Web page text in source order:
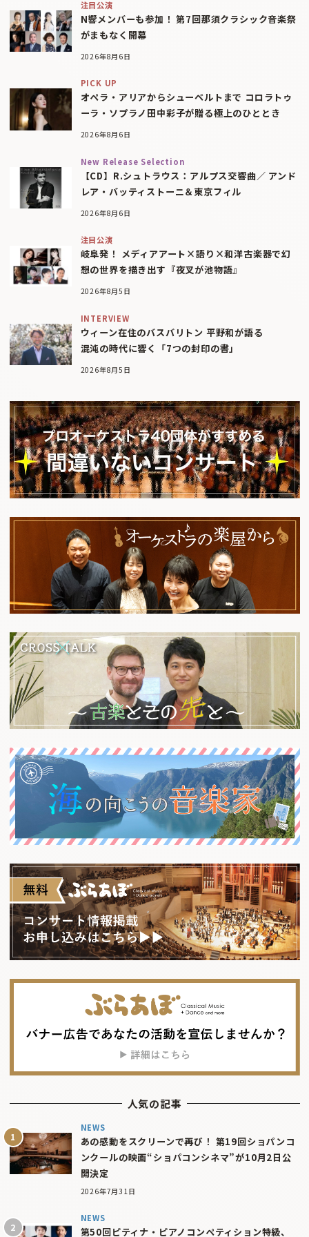
注目公演
N響メンバーも参加！ 第7回那須クラシック音楽祭
がまもなく開幕
2026年8月6日
PICK UP
オペラ・アリアからシューベルトまで コロラトゥ
ーラ・ソプラノ田中彩子が贈る極上のひととき
2026年8月6日
New Release Selection
【CD】R.シュトラウス：アルプス交響曲／ アンド
レア・バッティストーニ＆東京フィル
2026年8月6日
注目公演
岐阜発！ メディアアート×語り×和洋古楽器で幻
想の世界を描き出す『夜叉が池物語』
2026年8月5日
INTERVIEW
ウィーン在住のバスバリトン 平野和が語る
混沌の時代に響く「7つの封印の書」
2026年8月5日
人気の記事
NEWS
あの感動をスクリーンで再び！ 第19回ショパンコ
ンクールの映画“ショパコンシネマ”が10月2日公
開決定
2026年7月31日
NEWS
第50回ピティナ・ピアノコンペティション特級、